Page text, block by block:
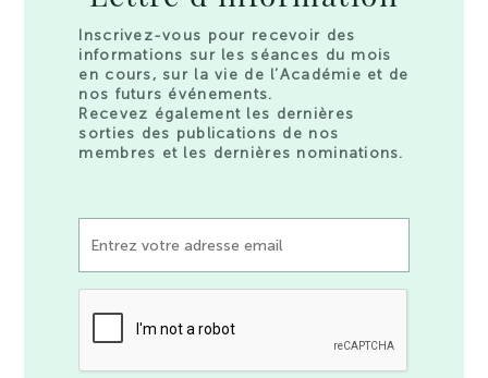
Inscrivez-vous pour recevoir des
informations sur les séances du mois
en cours, sur la vie de l’Académie et de
nos futurs événements.
Recevez également les dernières
sorties des publications de nos
membres et les dernières nominations.